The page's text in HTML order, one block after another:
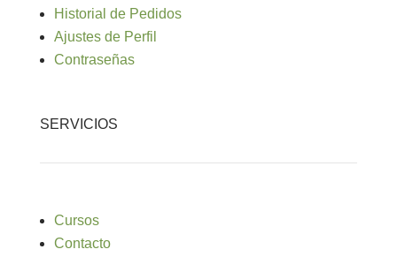
Historial de Pedidos
Ajustes de Perfil
Contraseñas
SERVICIOS
Cursos
Contacto